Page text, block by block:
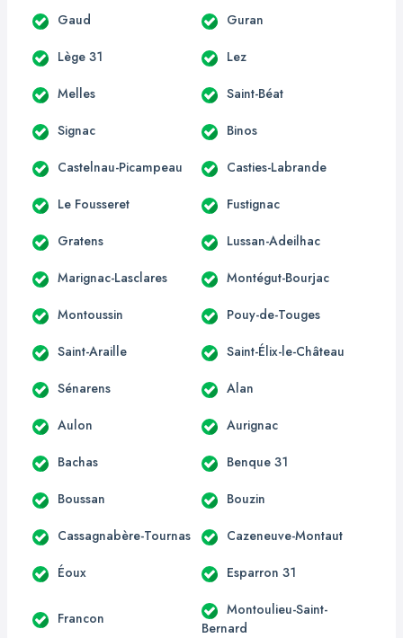
Gaud Guran
Lège 31 Lez
Melles Saint-Béat
Signac Binos
Castelnau-Picampeau Casties-Labrande
Le Fousseret Fustignac
Gratens Lussan-Adeilhac
Marignac-Lasclares Montégut-Bourjac
Montoussin Pouy-de-Touges
Saint-Araille Saint-Élix-le-Château
Sénarens Alan
Aulon Aurignac
Bachas Benque 31
Boussan Bouzin
Cassagnabère-Tournas Cazeneuve-Montaut
Éoux Esparron 31
Francon
Montoulieu-Saint-
Bernard